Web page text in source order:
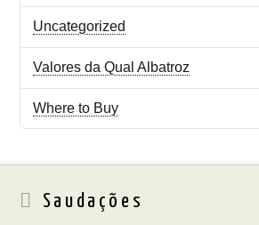
Uncategorized
Valores da Qual Albatroz
Where to Buy
Saudações